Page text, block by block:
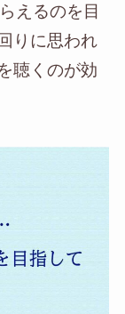
えるのを目
りに思われ
聴くのが効